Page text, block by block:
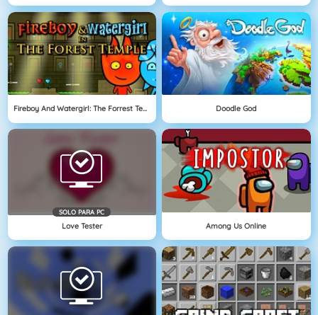
Fireboy And Watergirl: The Forrest Temple Doodle God
SOLO PARA PC
Love Tester Among Us Online